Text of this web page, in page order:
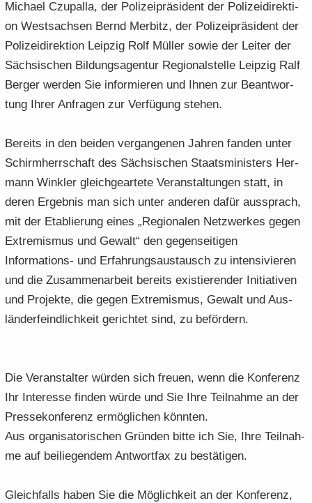
Mi­cha­el Czu­pal­la, der Po­li­zei­prä­si­dent der Po­li­zei­di­rek­ti­
on West­sach­sen Bernd Mer­bitz, der Po­li­zei­prä­si­dent der
Po­li­zei­di­rek­ti­on Leip­zig Rolf Mül­ler sowie der Lei­ter der
Säch­si­schen Bil­dungs­agen­tur Re­gio­nal­stel­le Leip­zig Ralf
Ber­ger wer­den Sie in­for­mie­ren und Ihnen zur Be­ant­wor­
tung Ihrer An­fra­gen zur Ver­fü­gung ste­hen.
Be­reits in den bei­den ver­gan­ge­nen Jah­ren fan­den unter
Schirm­herr­schaft des Säch­si­schen Staats­mi­nis­ters Her­
mann Wink­ler gleich­ge­ar­te­te Ver­an­stal­tun­gen statt, in
deren Er­geb­nis man sich unter an­de­ren dafür aus­sprach,
mit der Eta­blie­rung eines „Re­gio­na­len Netz­wer­kes gegen
Ex­tre­mis­mus und Ge­walt“ den ge­gen­sei­ti­gen
Informations-​ und Er­fah­rungs­aus­tausch zu in­ten­si­vie­ren
und die Zu­sam­men­ar­beit be­reits exis­tie­ren­der In­itia­ti­ven
und Pro­jek­te, die gegen Ex­tre­mis­mus, Ge­walt und Aus­
län­der­feind­lich­keit ge­rich­tet sind, zu be­för­dern.
Die Ver­an­stal­ter wür­den sich freu­en, wenn die Kon­fe­renz
Ihr In­ter­es­se fin­den würde und Sie Ihre Teil­nah­me an der
Pres­se­kon­fe­renz er­mög­li­chen könn­ten.
Aus or­ga­ni­sa­to­ri­schen Grün­den bitte ich Sie, Ihre Teil­nah­
me auf bei­lie­gen­dem Ant­wort­fax zu be­stä­ti­gen.
Gleich­falls haben Sie die Mög­lich­keit an der Kon­fe­renz,